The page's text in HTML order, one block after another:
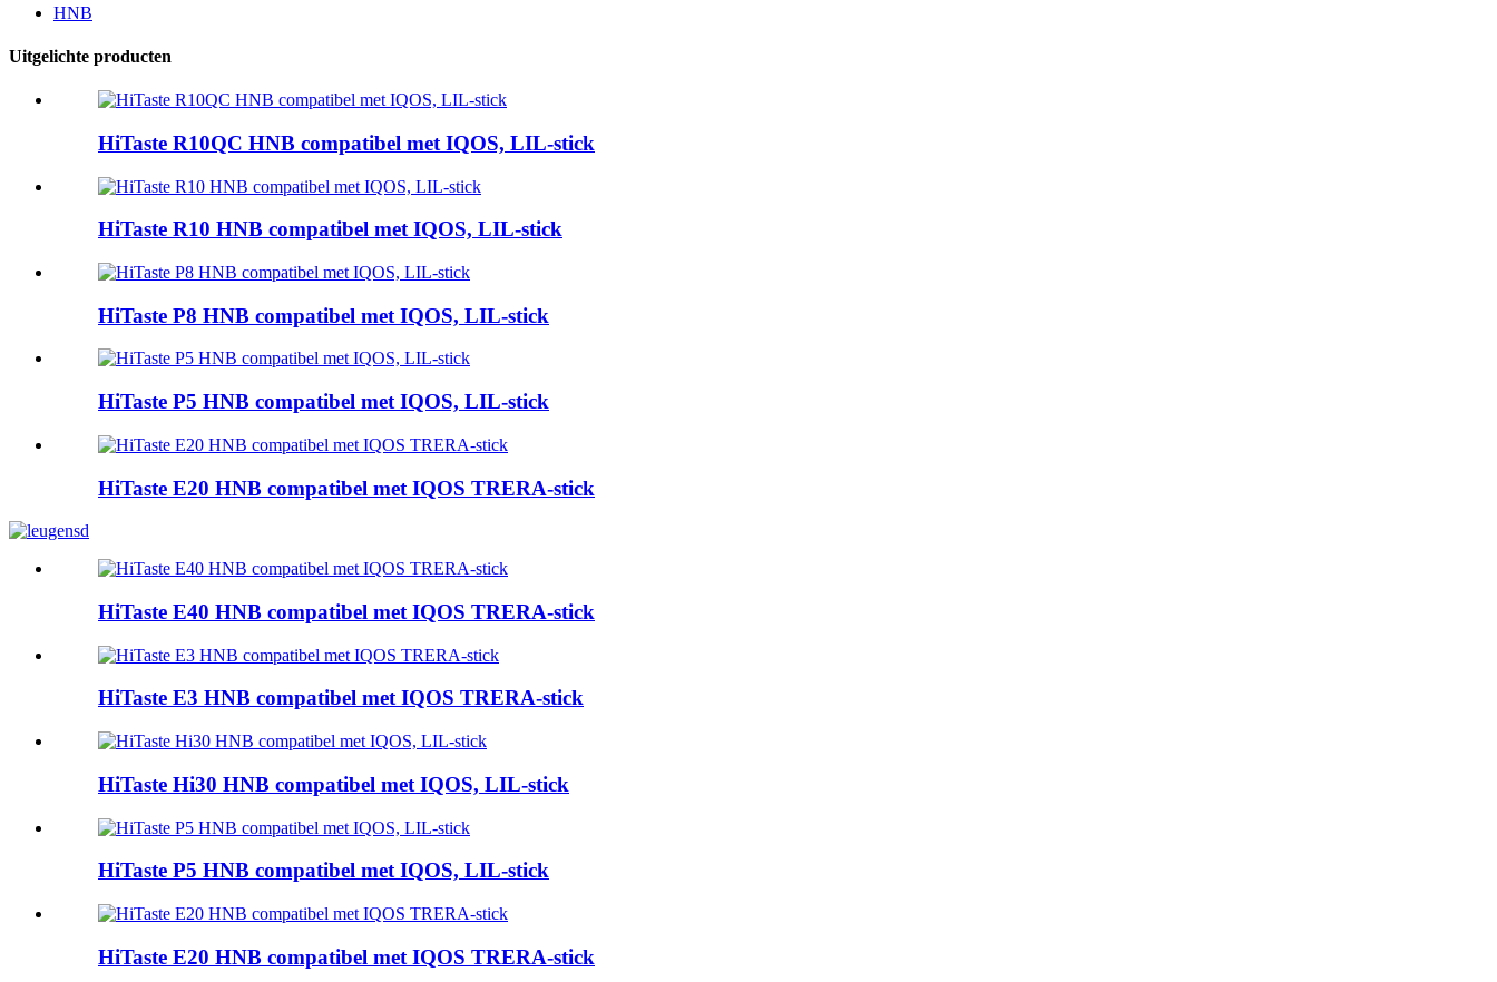
HNB
Uitgelichte producten
HiTaste R10QC HNB compatibel met IQOS, LIL-stick
HiTaste R10 HNB compatibel met IQOS, LIL-stick
HiTaste P8 HNB compatibel met IQOS, LIL-stick
HiTaste P5 HNB compatibel met IQOS, LIL-stick
HiTaste E20 HNB compatibel met IQOS TRERA-stick
HiTaste E40 HNB compatibel met IQOS TRERA-stick
HiTaste E3 HNB compatibel met IQOS TRERA-stick
HiTaste Hi30 HNB compatibel met IQOS, LIL-stick
HiTaste P5 HNB compatibel met IQOS, LIL-stick
HiTaste E20 HNB compatibel met IQOS TRERA-stick